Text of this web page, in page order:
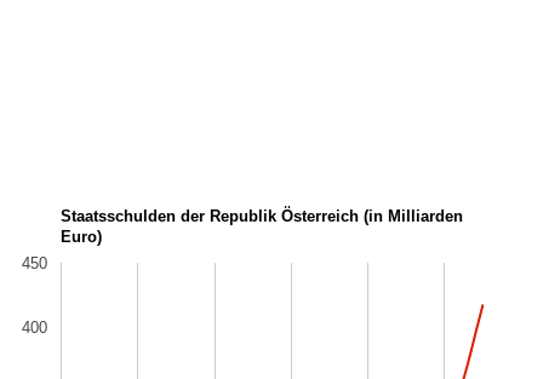
Staatsschulden der Republik Österreich (in Milliarden
Euro)
400
450